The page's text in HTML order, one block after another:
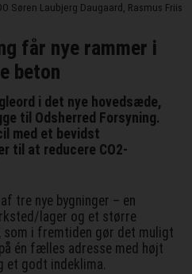
Søren Laubjerg Daugaard, Rasmus Friis
får nye rammer i
beton
i det nye hovedsæde,
til Odsherred Forsyning.
med et bevidst
til at reducere CO2-
tre nye bygninger – en
lager og et større
i fremtiden gør det muligt
én fælles adresse med højt
godt indeklima.